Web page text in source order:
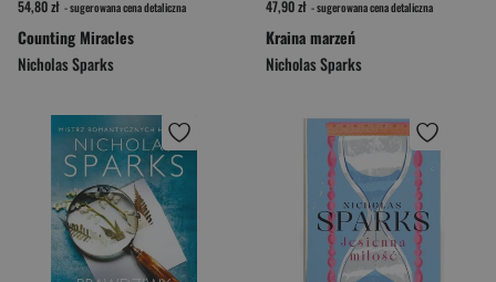
54,80 zł - sugerowana cena detaliczna
Counting Miracles
Nicholas Sparks
47,90 zł - sugerowana cena detaliczna
Kraina marzeń
Nicholas Sparks